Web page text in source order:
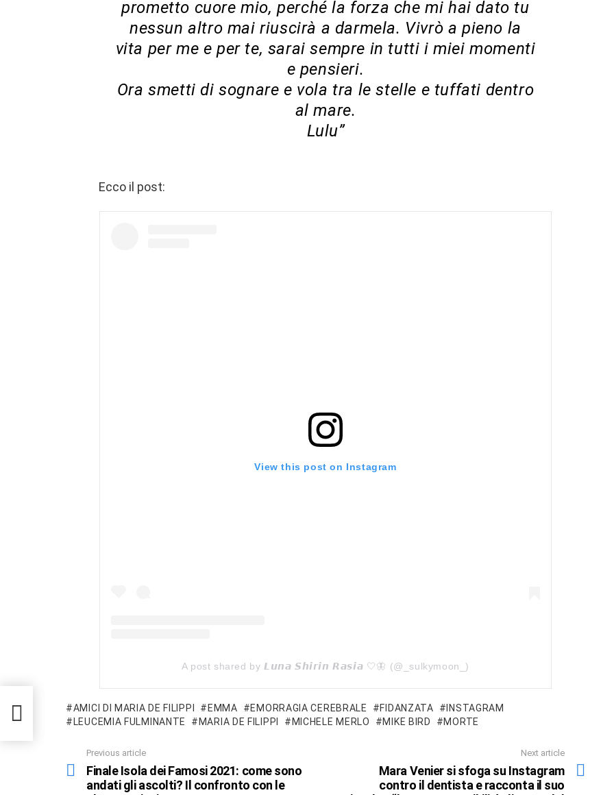
prometto cuore mio, perché la forza che mi hai dato tu
nessun altro mai riuscirà a darmela. Vivrò a pieno la
vita per me e per te, sarai sempre in tutti i miei momenti
e pensieri.
Ora smetti di sognare e vola tra le stelle e tuffati dentro
al mare.
Lulu”
Ecco il post:
View this post on Instagram
A post shared by 𝙇𝙪𝙣𝙖 𝙎𝙝𝙞𝙧𝙞𝙣 𝙍𝙖𝙨𝙞𝙖 🤍🦋 (@_sulkymoon_)
AMICI DI MARIA DE FILIPPI EMMA EMORRAGIA CEREBRALE FIDANZATA
INSTAGRAM
LEUCEMIA FULMINANTE
MARIA DE FILIPPI MICHELE MERLO MIKE BIRD MORTE
more
Previous article
Finale Isola dei Famosi 2021: come sono
andati gli ascolti? Il confronto con le
Next article
Mara Venier si sfoga su Instagram
contro il dentista e racconta il suo